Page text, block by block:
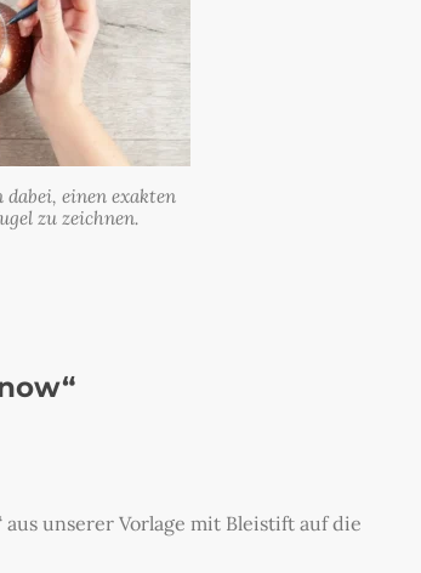
einen exakten
zu zeichnen.
unserer Vorlage mit Bleistift auf die